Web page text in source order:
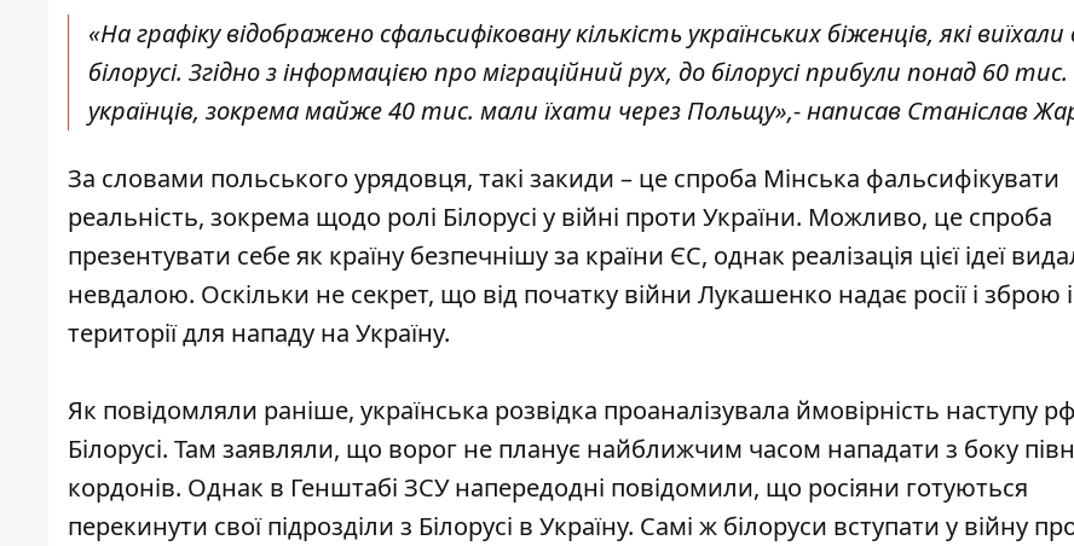
«На графіку відображено сфальсифіковану кількість українських біженців, які виїхали
білорусі. Згідно з інформацією про міграційний рух, до білорусі прибули понад 60 тис.
українців, зокрема майже 40 тис. мали їхати через Польщу»,- написав Станіслав
За словами польського урядовця, такі закиди – це спроба Мінська фальсифікувати
реальність, зокрема щодо ролі Білорусі у війні проти України. Можливо, це спроба
презентувати себе як країну безпечнішу за країни ЄС, однак реалізація цієї ідеї
невдалою. Оскільки не секрет, що від початку війни Лукашенко надає росії і зброю і
території для нападу на Україну.
Як повідомляли раніше, українська розвідка проаналізувала ймовірність наступу
Білорусі. Там заявляли, що ворог не планує найближчим часом нападати з боку
кордонів. Однак в Генштабі ЗСУ напередодні повідомили, що росіяни готуються
перекинути свої підрозділи з Білорусі в Україну. Самі ж білоруси вступати у війну